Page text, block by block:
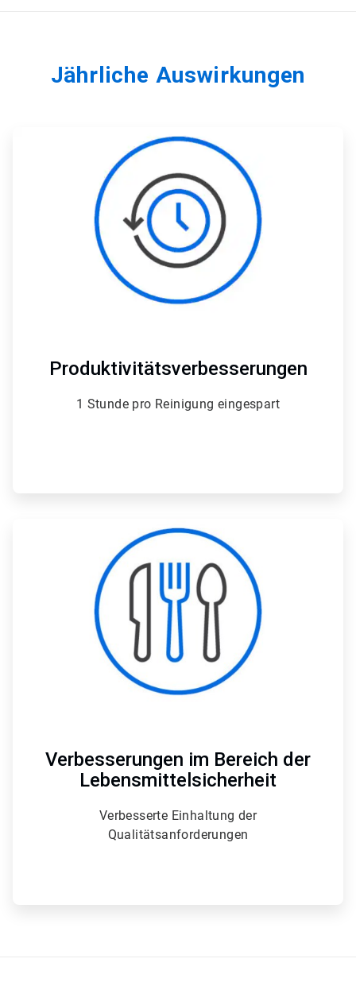
Jährliche Auswirkungen​​​​​​​
ArticleTile
4
Produktivitätsverbesserungen
1 Stunde pro Reinigung eingespart
ArticleTile
Verbesserungen im Bereich der
Lebensmittelsicherheit
Verbesserte Einhaltung der
Qualitätsanforderungen​​​​​​​